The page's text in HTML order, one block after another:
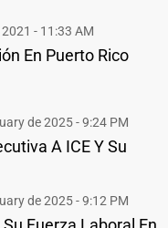
- 11:33 AM
En Puerto Rico
de 2025 - 9:24 PM
A ICE Y Su
de 2025 - 9:12 PM